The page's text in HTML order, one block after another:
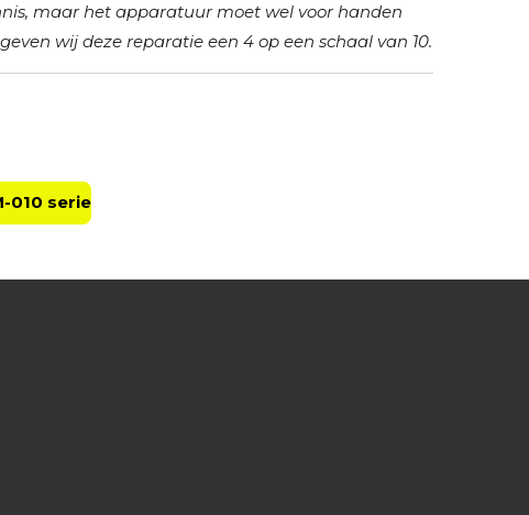
maar het apparatuur moet wel voor handen
wij deze reparatie een 4 op een schaal van 10.
010 serie